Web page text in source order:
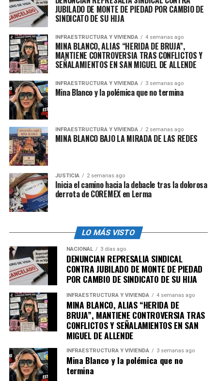
sindicales están participando en un proceso de
sustitución del personal sin ofrecer transparencia ni
defender los derechos de sus representados, entonces
su función ya no es la de un sindicato: es la de un
operador encubierto de intereses empresariales.
Hoy, más que nunca,urge alzar la voz, exigir
rendición de cuentas y organizarse desde abajo.
Porque lo que está en juego no es solo el empleo, es la
dignidad.
admin
JUBILADO DE MONTE DE PIEDAD POR CAMBIO DE
SINDICATO DE SU HIJA
INFRAESTRUCTURA Y VIVIENDA 4 semanas ago
MINA BLANCO, ALIAS “HERIDA DE BRUJA”,
MANTIENE CONTROVERSIA TRAS CONFLICTOS Y
SEÑALAMIENTOS EN SAN MIGUEL DE ALLENDE
INFRAESTRUCTURA Y VIVIENDA 3 semanas ago
Mina Blanco y la polémica que no termina
INFRAESTRUCTURA Y VIVIENDA 2 semanas ago
MINA BLANCO BAJO LA MIRADA DE LAS REDES
JUSTICIA 2 semanas ago
Inicia el camino hacia la debacle tras la dolorosa
derrota de COREMEX en Lerma
LO MÁS VISTO
NACIONAL 3 días ago
DENUNCIAN REPRESALIA SINDICAL
CONTRA JUBILADO DE MONTE DE PIEDAD
POR CAMBIO DE SINDICATO DE SU HIJA
INFRAESTRUCTURA Y VIVIENDA 4 semanas ago
MINA BLANCO, ALIAS “HERIDA DE
BRUJA”, MANTIENE CONTROVERSIA TRAS
CONFLICTOS Y SEÑALAMIENTOS EN SAN
MIGUEL DE ALLENDE
INFRAESTRUCTURA Y VIVIENDA 3 semanas ago
Mina Blanco y la polémica que no
termina